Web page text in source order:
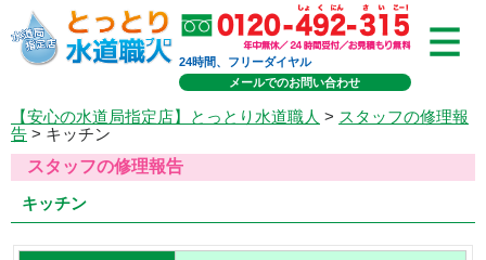
24時間、フリーダイヤル
メールでのお問い合わせ
【安心の水道局指定店】とっとり水道職人 > スタッフの修理報
告 > キッチン
スタッフの修理報告
キッチン